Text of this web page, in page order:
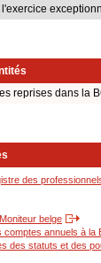
reprises dans la
des
belge
comptes annuels à la
des statuts et des